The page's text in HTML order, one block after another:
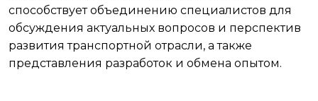
способствует объединению специалистов для
обсуждения актуальных вопросов и перспектив
развития транспортной отрасли, а также
представления разработок и обмена опытом.